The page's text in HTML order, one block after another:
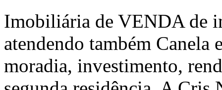
Imobiliária de VENDA de
atendendo também Canela
moradia, investimento,